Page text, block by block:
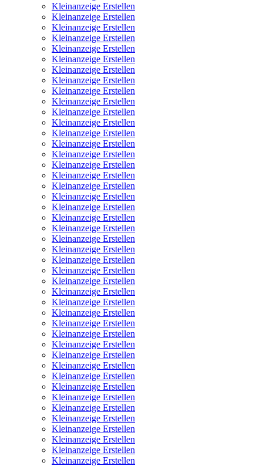
Kleinanzeige Erstellen
Kleinanzeige Erstellen
Kleinanzeige Erstellen
Kleinanzeige Erstellen
Kleinanzeige Erstellen
Kleinanzeige Erstellen
Kleinanzeige Erstellen
Kleinanzeige Erstellen
Kleinanzeige Erstellen
Kleinanzeige Erstellen
Kleinanzeige Erstellen
Kleinanzeige Erstellen
Kleinanzeige Erstellen
Kleinanzeige Erstellen
Kleinanzeige Erstellen
Kleinanzeige Erstellen
Kleinanzeige Erstellen
Kleinanzeige Erstellen
Kleinanzeige Erstellen
Kleinanzeige Erstellen
Kleinanzeige Erstellen
Kleinanzeige Erstellen
Kleinanzeige Erstellen
Kleinanzeige Erstellen
Kleinanzeige Erstellen
Kleinanzeige Erstellen
Kleinanzeige Erstellen
Kleinanzeige Erstellen
Kleinanzeige Erstellen
Kleinanzeige Erstellen
Kleinanzeige Erstellen
Kleinanzeige Erstellen
Kleinanzeige Erstellen
Kleinanzeige Erstellen
Kleinanzeige Erstellen
Kleinanzeige Erstellen
Kleinanzeige Erstellen
Kleinanzeige Erstellen
Kleinanzeige Erstellen
Kleinanzeige Erstellen
Kleinanzeige Erstellen
Kleinanzeige Erstellen
Kleinanzeige Erstellen
Kleinanzeige Erstellen